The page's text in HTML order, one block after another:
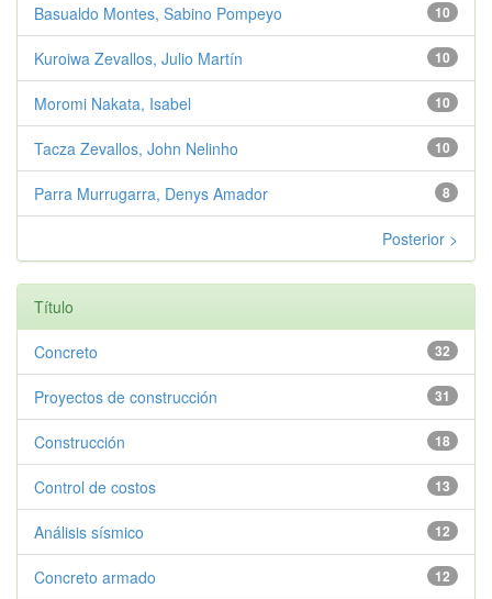
10
Basualdo Montes, Sabino Pompeyo
10
Kuroiwa Zevallos, Julio Martín
10
Moromi Nakata, Isabel
10
Tacza Zevallos, John Nelinho
8
Parra Murrugarra, Denys Amador
Posterior >
Título
32
Concreto
31
Proyectos de construcción
18
Construcción
13
Control de costos
12
Análisis sísmico
12
Concreto armado